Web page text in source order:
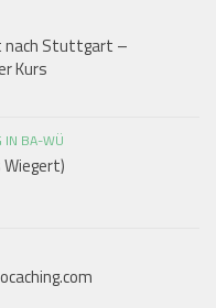
nach Stuttgart –
Kurs
IN BA-WÜ